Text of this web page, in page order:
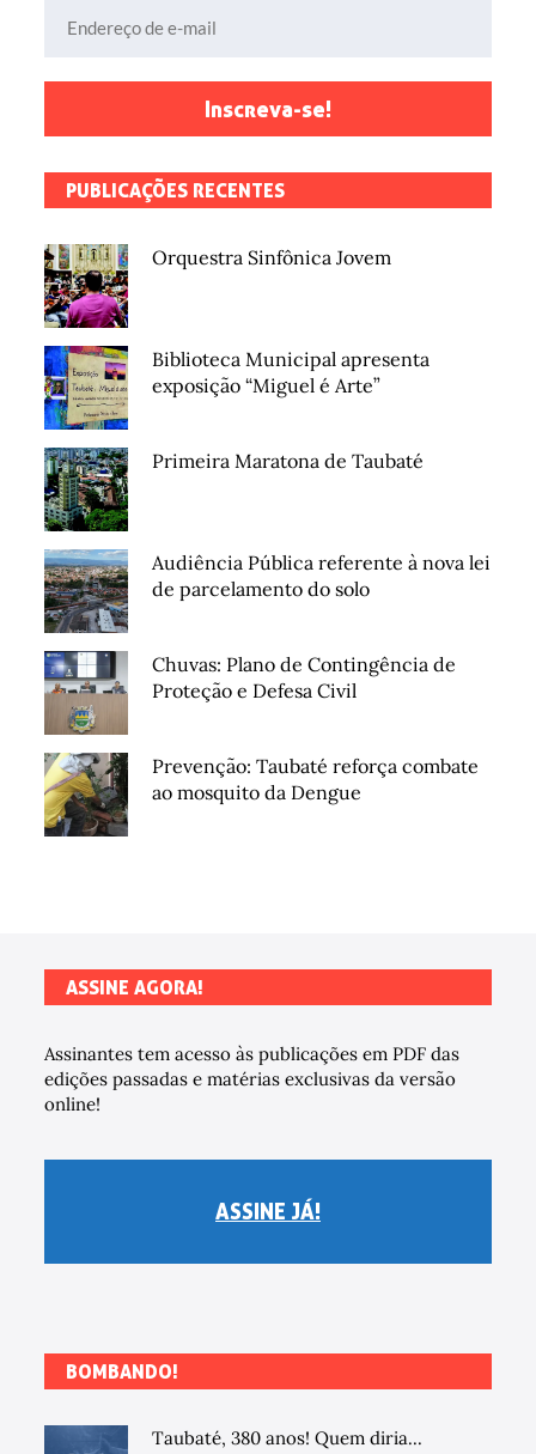
Inscreva-se!
PUBLICAÇÕES RECENTES
Orquestra Sinfônica Jovem
Biblioteca Municipal apresenta
exposição “Miguel é Arte”
Primeira Maratona de Taubaté
Audiência Pública referente à nova lei
de parcelamento do solo
Chuvas: Plano de Contingência de
Proteção e Defesa Civil
Prevenção: Taubaté reforça combate
ao mosquito da Dengue
ASSINE AGORA!
Assinantes tem acesso às publicações em PDF das
edições passadas e matérias exclusivas da versão
online!
ASSINE JÁ!
BOMBANDO!
Taubaté, 380 anos! Quem diria...